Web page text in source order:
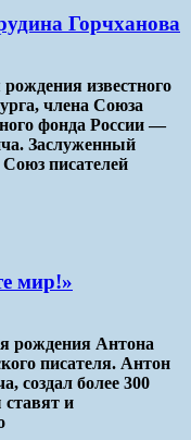
Горчханова
известного
члена Союза
фонда России —
Заслуженный
писателей
мир!»
рождения Антона
писателя. Антон
создал более 300
ставят и